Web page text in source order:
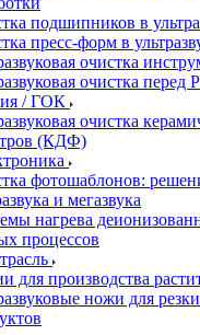
подшипников в
пресс-форм в
очистка
очистка
/ ГОК
очистка
(КДФ)
фотошаблонов:
и мегазвука
нагрева
процессов
для производства
ножи для